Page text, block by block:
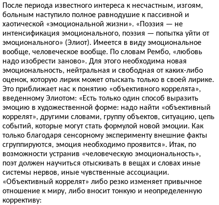
После периода известного интереса к несчастным, изгоям,
больным наступило полное равнодушие к пассивной и
хаотической «эмоциональной жизни». «Поэзия — не
интенсификация эмоционального, поэзия — попытка уйти от
эмоционального» (Элиот). Имеется в виду эмоциональное
вообще, человеческое вообще. По словам Рембо, «любовь
надо изобрести заново». Для этого необходима новая
эмоциональность, нейтральная и свободная от каких-либо
оценок, которую лирик может отыскать только в своей лирике.
Это приближает нас к понятию «объективного коррелята»,
введенному Элиотом: «Есть только один способ выразить
эмоцию в художественной форме: надо найти «объективный
коррелят», другими словами, группу объектов, ситуацию, цепь
событий, которые могут стать формулой новой эмоции. Как
только благодаря сенсорному эксперименту внешние факты
сгруппируются, эмоция необходимо проявится». Итак, по
возможности устранив «человеческую эмоциональность»,
поэт должен научиться отыскивать в вещах и словах иные
системы нервов, иные чувственные ассоциации.
«Объективный коррелят» либо резко изменяет привычное
отношение к миру, либо вносит тонкую и неопределенную
коррективу: